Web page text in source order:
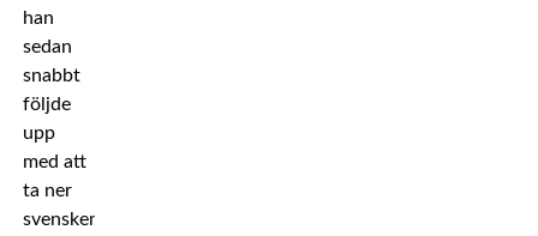
han
sedan
snabbt
följde
upp
med att
ta ner
svensken